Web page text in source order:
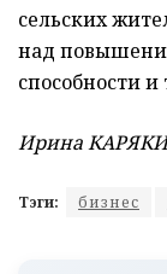
сельских
над
способности и
Ирина
Тэги: бизнес